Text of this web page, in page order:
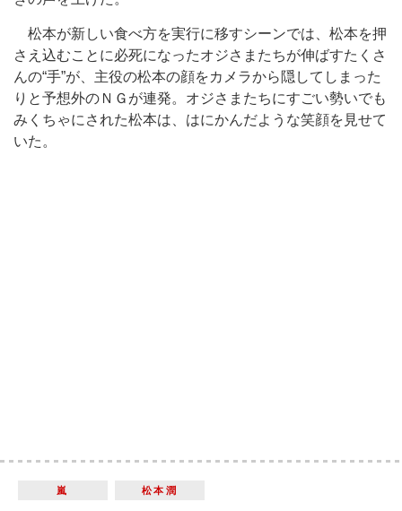
松本が新しい食べ方を実行に移すシーンでは、松本を押
さえ込むことに必死になったオジさまたちが伸ばすたくさ
んの“手”が、主役の松本の顔をカメラから隠してしまった
りと予想外のＮＧが連発。オジさまたちにすごい勢いでも
みくちゃにされた松本は、はにかんだような笑顔を見せて
いた。
嵐 松本潤